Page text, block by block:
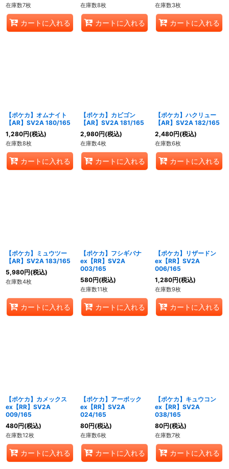
在庫数7枚
カートに入れる
在庫数8枚
カートに入れる
在庫数3枚
カートに入れる
【ポケカ】オムナイト
【AR】SV2A 180/165
1,280円(税込)
在庫数8枚
カートに入れる
【ポケカ】カビゴン
【AR】SV2A 181/165
2,980円(税込)
在庫数4枚
カートに入れる
【ポケカ】ハクリュー
【AR】SV2A 182/165
2,480円(税込)
在庫数6枚
カートに入れる
【ポケカ】ミュウツー
【AR】SV2A 183/165
5,980円(税込)
在庫数4枚
カートに入れる
【ポケカ】フシギバナ
ex【RR】SV2A
003/165
580円(税込)
在庫数11枚
カートに入れる
【ポケカ】リザードン
ex【RR】SV2A
006/165
1,280円(税込)
在庫数9枚
カートに入れる
【ポケカ】カメックス
ex【RR】SV2A
009/165
480円(税込)
在庫数12枚
カートに入れる
【ポケカ】アーボック
ex【RR】SV2A
024/165
80円(税込)
在庫数6枚
カートに入れる
【ポケカ】キュウコン
ex【RR】SV2A
038/165
80円(税込)
在庫数7枚
カートに入れる